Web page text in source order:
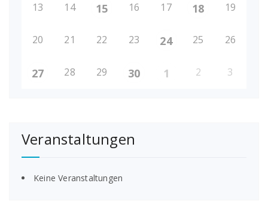
13 14 15 16 17 18 19
20 21 22 23 24 25 26
27 28 29 30 1 2 3
Veranstaltungen
Keine Veranstaltungen